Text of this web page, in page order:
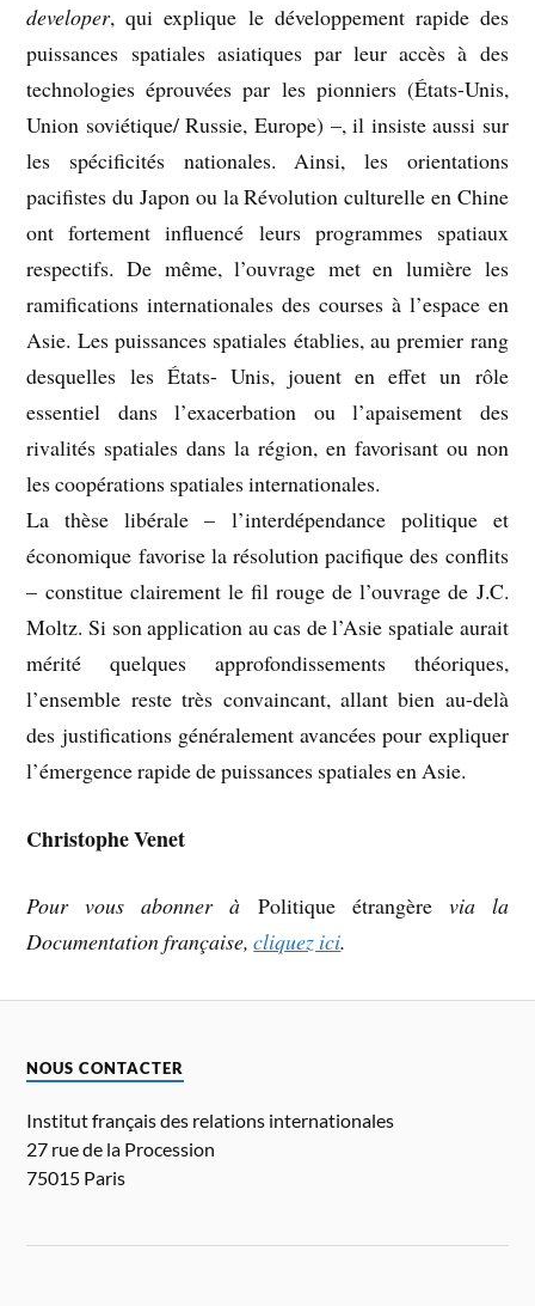
developer, qui explique le développement rapide des
puissances spatiales asiatiques par leur accès à des
technologies éprouvées par les pionniers (États-Unis,
Union soviétique/ Russie, Europe) –, il insiste aussi sur
les spécificités nationales. Ainsi, les orientations
pacifistes du Japon ou la Révolution culturelle en Chine
ont fortement influencé leurs programmes spatiaux
respectifs. De même, l’ouvrage met en lumière les
ramifications internationales des courses à l’espace en
Asie. Les puissances spatiales établies, au premier rang
desquelles les États- Unis, jouent en effet un rôle
essentiel dans l’exacerbation ou l’apaisement des
rivalités spatiales dans la région, en favorisant ou non
les coopérations spatiales internationales.
La thèse libérale – l’interdépendance politique et
économique favorise la résolution pacifique des conflits
– constitue clairement le fil rouge de l’ouvrage de J.C.
Moltz. Si son application au cas de l’Asie spatiale aurait
mérité quelques approfondissements théoriques,
l’ensemble reste très convaincant, allant bien au-delà
des justifications généralement avancées pour expliquer
l’émergence rapide de puissances spatiales en Asie.
Christophe Venet
Pour vous abonner à Politique étrangèrevia la
Documentation française,cliquez ici.
NOUS CONTACTER
Institut français des relations internationales
27 rue de la Procession
75015 Paris